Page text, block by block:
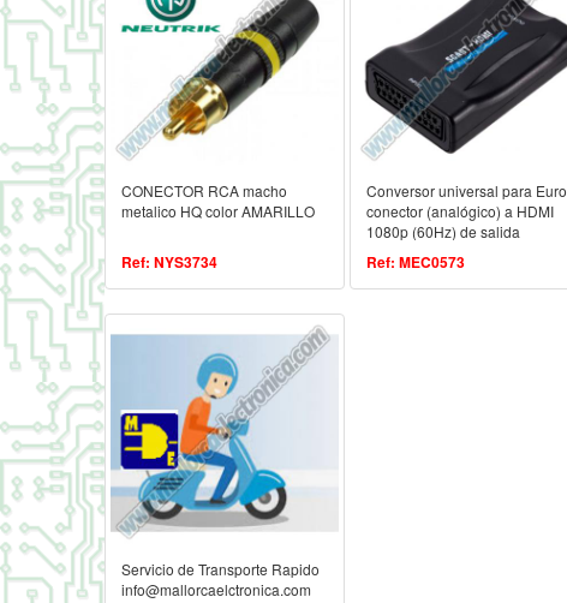
CONECTOR RCA macho
metalico HQ color AMARILLO
Ref: NYS3734
Conversor universal para Euro
conector (analógico) a HDMI
1080p (60Hz) de salida
Ref: MEC0573
Servicio de Transporte Rapido
info@mallorcaelctronica.com